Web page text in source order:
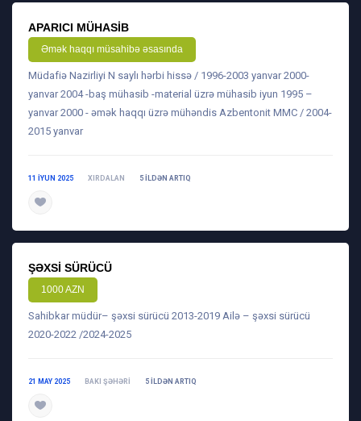
APARICI MÜHASIB
Əmək haqqı müsahibə əsasında
Müdafiə Nazirliyi N saylı hərbi hissə / 1996-2003 yanvar 2000-
yanvar 2004 -baş mühasib -material üzrə mühasib iyun 1995 –
yanvar 2000 - əmək haqqı üzrə mühəndis Azbentonit MMC / 2004-
2015 yanvar
11 IYUN 2025 XIRDALAN 5 ILDƏN ARTIQ
ŞƏXSI SÜRÜCÜ
1000 AZN
Sahibkar müdür– şəxsi sürücü 2013-2019 Ailə – şəxsi sürücü
2020-2022 /2024-2025
21 MAY 2025 BAKI ŞƏHƏRI 5 ILDƏN ARTIQ